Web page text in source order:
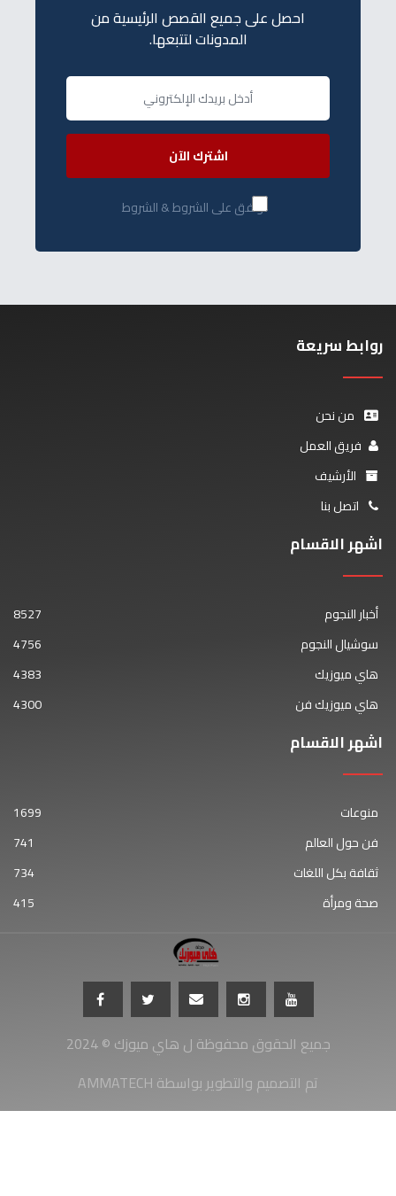
احصل على جميع القصص الرئيسية من
المدونات لتتبعها.
اشترك الآن
أوافق على الشروط & الشروط
روابط سريعة
من نحن
فريق العمل
الأرشيف
اتصل بنا
اشهر الاقسام
أخبار النجوم
8527
سوشيال النجوم
4756
هاي ميوزيك
4383
هاي ميوزيك فن
4300
اشهر الاقسام
منوعات
1699
فن حول العالم
741
ثقافة بكل اللغات
734
صحة ومرأة
415
جميع الحقوق محفوظة ل هاي ميوزك © 2024
AMMATECH تم التصميم والتطوير بواسطة